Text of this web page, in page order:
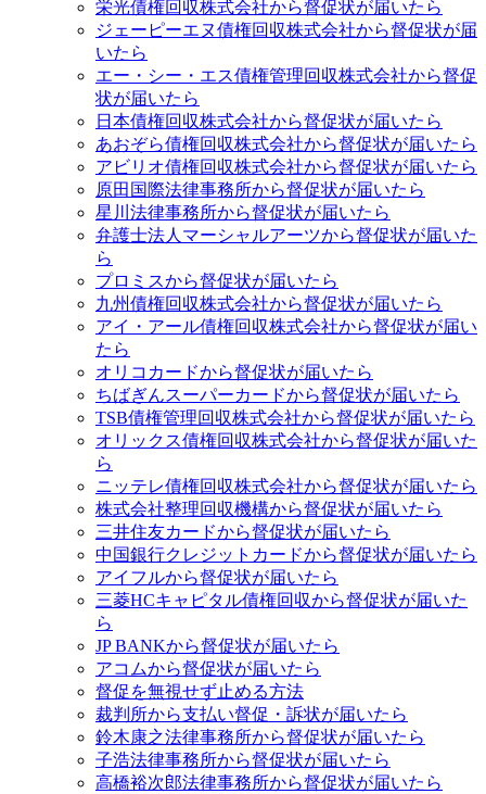
栄光債権回収株式会社から督促状が届いたら
ジェーピーエヌ債権回収株式会社から督促状が届
いたら
エー・シー・エス債権管理回収株式会社から督促
状が届いたら
日本債権回収株式会社から督促状が届いたら
あおぞら債権回収株式会社から督促状が届いたら
アビリオ債権回収株式会社から督促状が届いたら
原田国際法律事務所から督促状が届いたら
星川法律事務所から督促状が届いたら
弁護士法人マーシャルアーツから督促状が届いた
ら
プロミスから督促状が届いたら
九州債権回収株式会社から督促状が届いたら
アイ・アール債権回収株式会社から督促状が届い
たら
オリコカードから督促状が届いたら
ちばぎんスーパーカードから督促状が届いたら
TSB債権管理回収株式会社から督促状が届いたら
オリックス債権回収株式会社から督促状が届いた
ら
ニッテレ債権回収株式会社から督促状が届いたら
株式会社整理回収機構から督促状が届いたら
三井住友カードから督促状が届いたら
中国銀行クレジットカードから督促状が届いたら
アイフルから督促状が届いたら
三菱HCキャピタル債権回収から督促状が届いた
ら
JP BANKから督促状が届いたら
アコムから督促状が届いたら
督促を無視せず止める方法
裁判所から支払い督促・訴状が届いたら
鈴木康之法律事務所から督促状が届いたら
子浩法律事務所から督促状が届いたら
高橋裕次郎法律事務所から督促状が届いたら